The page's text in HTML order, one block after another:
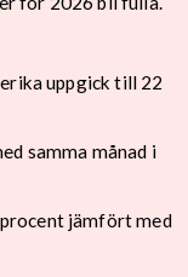
uppgick till 22
samma månad i
jämfört med